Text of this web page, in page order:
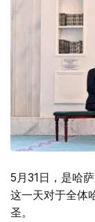
5月31日，是哈
这一天对于全体
圣。